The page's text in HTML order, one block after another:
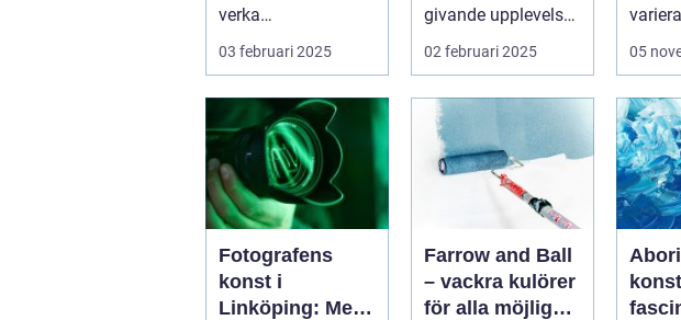
verka
överväldigande. Att
03 februari 2025
givande upplevelse.
Det handlar inte b...
02 februari 2025 05
Fotografens
konst i
Linköping: Mer
Farrow and Ball
– vackra kulörer
för alla möjliga